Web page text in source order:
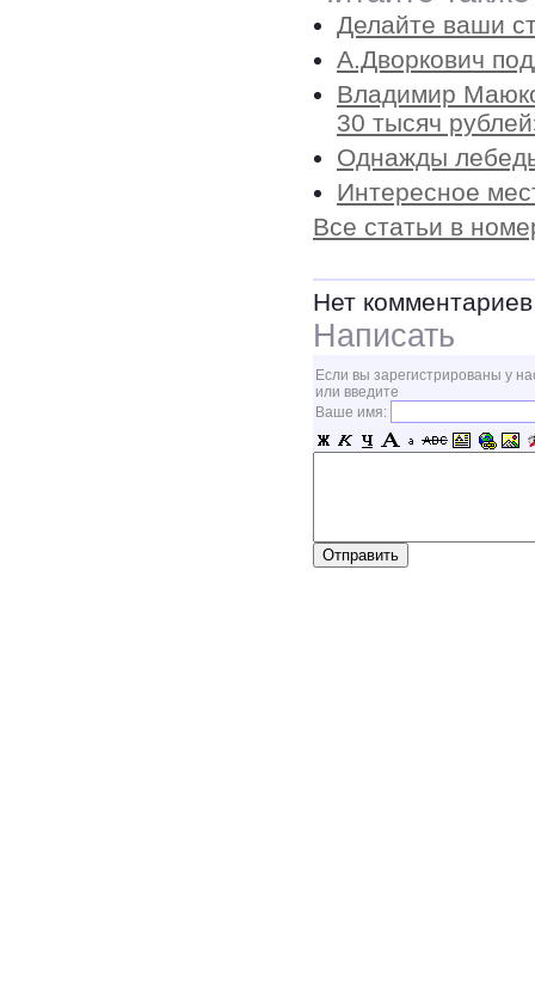
Делайте ваши
А.Дворкович
Владимир
30 тысяч
Однажды
Интересное
Все статьи в
Нет комментариев
Написать
Если вы зарегистрированы у
или введите
Ваше имя: